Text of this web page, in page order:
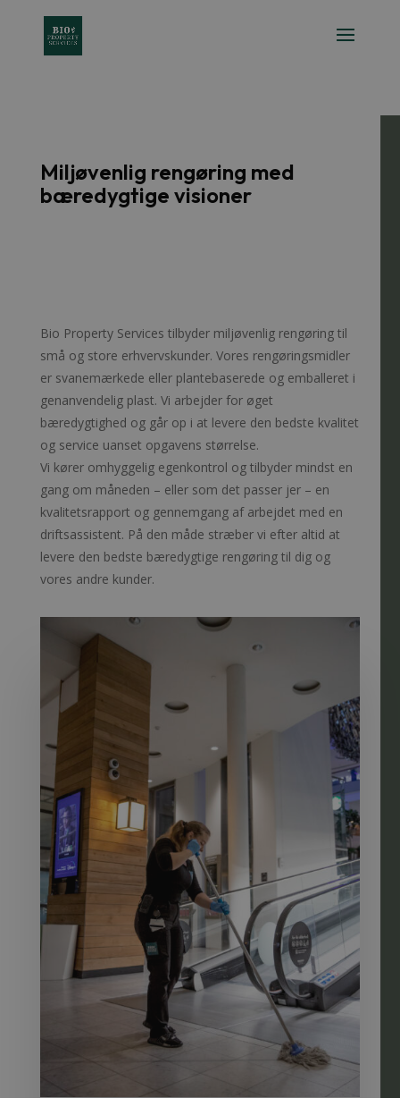
Miljøvenlig rengøring med
bæredygtige visioner
Bio Property Services tilbyder miljøvenlig rengøring til
små og store erhvervskunder. Vores rengøringsmidler
er svanemærkede eller plantebaserede og emballeret i
genanvendelig plast. Vi arbejder for øget
bæredygtighed og går op i at levere den bedste kvalitet
og service uanset opgavens størrelse.
Vi kører omhyggelig egenkontrol og tilbyder mindst en
gang om måneden – eller som det passer jer – en
kvalitetsrapport og gennemgang af arbejdet med en
driftsassistent. På den måde stræber vi efter altid at
levere den bedste bæredygtige rengøring til dig og
vores andre kunder.